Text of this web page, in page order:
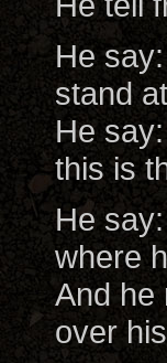
He
stand
He
this is
He
where
And he
over